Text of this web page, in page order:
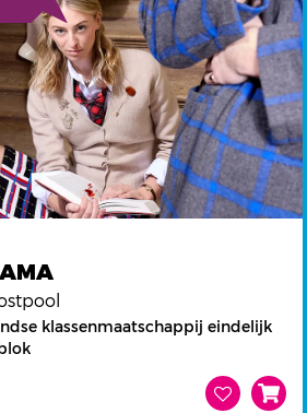
klassenmaatschappij eindelijk